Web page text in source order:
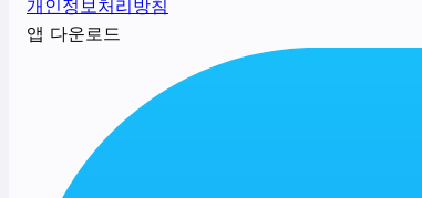
개인정보처리방침
앱 다운로드